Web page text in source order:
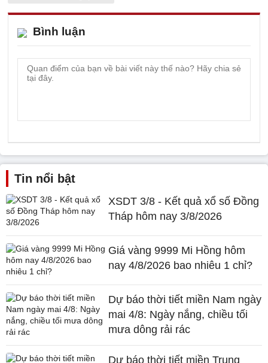
Bình luận
Tin nổi bật
XSDT 3/8 - Kết quả xổ số Đồng
Tháp hôm nay 3/8/2026
Giá vàng 9999 Mi Hồng hôm
nay 4/8/2026 bao nhiêu 1 chỉ?
Dự báo thời tiết miền Nam ngày
mai 4/8: Ngày nắng, chiều tối
mưa dông rải rác
Dự báo thời tiết miền Trung